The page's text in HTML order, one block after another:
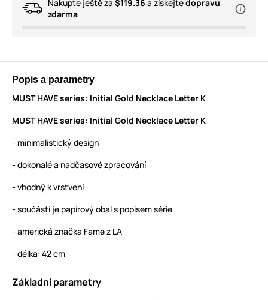
Nakupte ještě za $119.36 a získejtedopravu
zdarma
Popis a parametry
MUST HAVE series: Initial Gold Necklace Letter K
MUST HAVE series: Initial Gold Necklace Letter K
- minimalistický design
- dokonalé a nadčasové zpracování
- vhodný k vrstvení
- součástí je papírový obal s popisem série
- americká značka Fame z LA
- délka: 42 cm
Základní parametry